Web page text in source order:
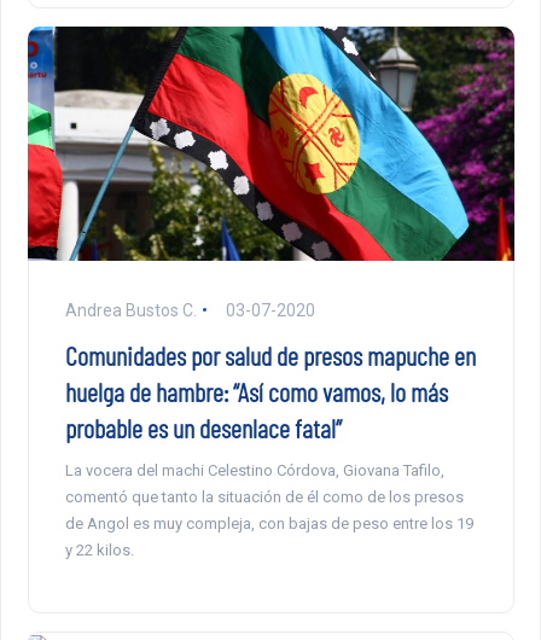
Andrea Bustos C. 03-07-2020
Comunidades por salud de presos mapuche en
huelga de hambre: “Así como vamos, lo más
probable es un desenlace fatal”
La vocera del machi Celestino Córdova, Giovana Tafilo,
comentó que tanto la situación de él como de los presos
de Angol es muy compleja, con bajas de peso entre los 19
y 22 kilos.